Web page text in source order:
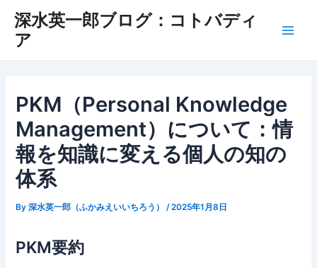
content
深水英一郎ブログ：コトバディ
ア
PKM（Personal Knowledge
Management）について：情
報を知識に変える個人の知の
体系
By深水英一郎（ふかみえいいちろう）/2025年1月8日
PKM要約